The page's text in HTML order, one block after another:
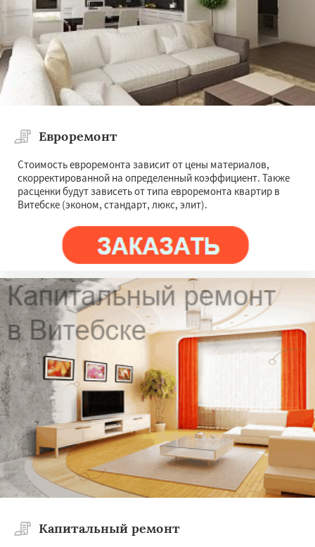
Евроремонт
Стоимость евроремонта зависит от цены материалов,
скорректированной на определенный коэффициент. Также
расценки будут зависеть от типа евроремонта квартир в
Витебске (эконом, стандарт, люкс, элит).
Капитальный ремонт